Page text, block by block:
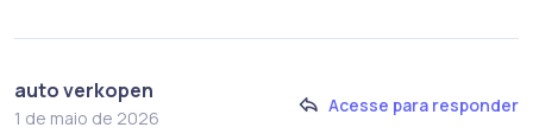
auto verkopen
1 de maio de 2026
Acesse para responder